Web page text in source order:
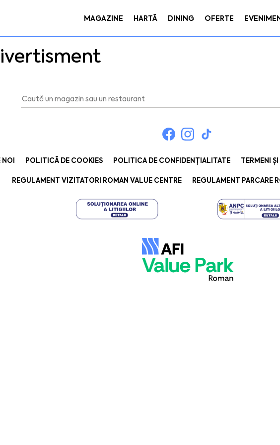
MAGAZINE HARTĂ DINING OFERTE
NOI POLITICĂ DE COOKIES POLITICA DE CONFIDENȚIALITATE TERMENI
REGULAMENT VIZITATORI ROMAN VALUE CENTRE REGULAMENT PARCARE